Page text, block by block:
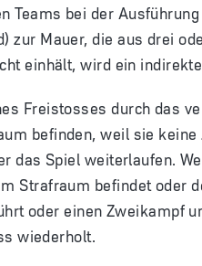
Teams bei der
zur Mauer, die aus drei
einhält, wird ein
Freistosses durch das
befinden, weil sie
das Spiel weiterlaufen.
Strafraum befindet oder
oder einen Zweikampf
wiederholt.